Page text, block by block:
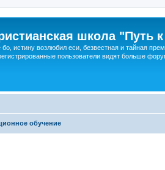
школа "Путь
бо, истину возлюбил еси, безвестная и тайная
пользователи видят больше
обучение